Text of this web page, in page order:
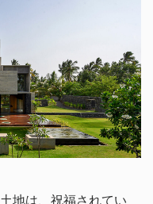
地は、祝福されてい